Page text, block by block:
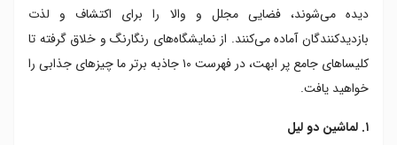
دیده می‌شوند، فضایی مجلل و والا را برای اکتشاف و لذت
بازدیدکنندگان آماده می‌کنند. از نمایشگاه‌های رنگارنگ و خلاق گرفته تا
کلیساهای جامع پر ابهت، در فهرست ۱۰ جاذبه برتر ما چیزهای جذابی را
خواهید یافت.
۱. لماشین دو لیل